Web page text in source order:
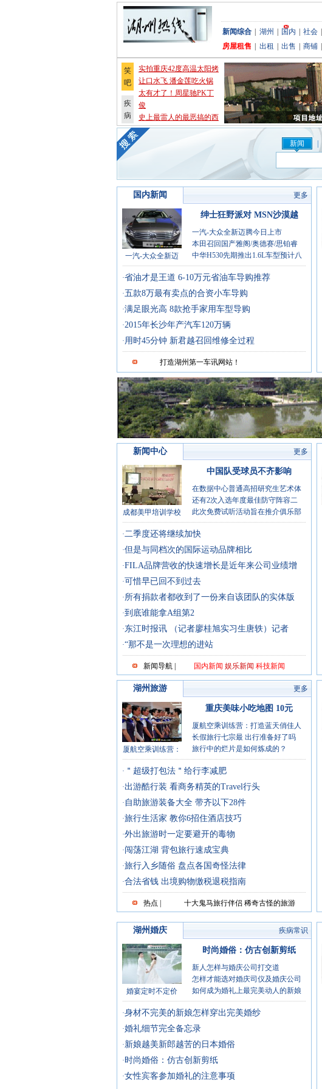
新闻综合 湖州 国内 社会
房屋租售
出租 出售 商铺
笑
吧
疾
病
实拍重庆42度高温太阳烤
让口水飞 潘金莲吃火锅
太有才了！周星驰PK丁
俊
史上最雷人的最恶搞的西
房奴射手男的悲惨激情生
新闻
国内新闻 更多
一汽-大众全新迈
绅士狂野派对 MSN沙漠越
一汽-大众全新迈腾今日上市
本田召回国产雅阁/奥德赛/思铂睿
中华H530先期推出1.6L车型预计八
·省油才是王道 6-10万元省油车导购推荐
·五款8万最有卖点的合资小车导购
·满足眼光高 8款抢手家用车型导购
·2015年长沙年产汽车120万辆
·用时45分钟 新君越召回维修全过程
打造湖州第一车讯网站！
新闻中心 更多
成都美甲培训学校
中国队受球员不齐影响
在数据中心普通高招研究生艺术体
还有2次入选年度最佳防守阵容二
此次免费试听活动旨在推介俱乐部
·二季度还将继续加快
·但是与同档次的国际运动品牌相比
·FILA品牌营收的快速增长是近年来公司业绩增
·可惜早已回不到过去
·所有捐款者都收到了一份来自该团队的实体版
·到底谁能拿A组第2
·东江时报讯 （记者廖桂旭实习生唐轶）记者
·“那不是一次理想的进站
新闻导航 | 国内新闻 娱乐新闻 科技新闻
湖州旅游 更多
厦航空乘训练营：
重庆美味小吃地图 10元
厦航空乘训练营：打造蓝天俏佳人
长假旅行七宗最 出行准备好了吗
旅行中的烂片是如何炼成的？
· ＂超级打包法＂给行李减肥
·出游酷行装 看商务精英的Travel行头
· 自助旅游装备大全 带齐以下28件
·旅行生活家 教你6招住酒店技巧
·外出旅游时一定要避开的毒物
·闯荡江湖 背包旅行速成宝典
·旅行入乡随俗 盘点各国奇怪法律
·合法省钱 出境购物缴税退税指南
热点 | 十大鬼马旅行伴侣 稀奇古怪的旅游
湖州婚庆 疾病常识
婚宴定时不定价
时尚婚俗：仿古创新剪纸
新人怎样与婚庆公司打交道
怎样才能选对婚庆司仪及婚庆公司
如何成为婚礼上最完美动人的新娘
·身材不完美的新娘怎样穿出完美婚纱
·婚礼细节完全备忘录
·新娘越美新郎越苦的日本婚俗
·时尚婚俗：仿古创新剪纸
·女性宾客参加婚礼的注意事项